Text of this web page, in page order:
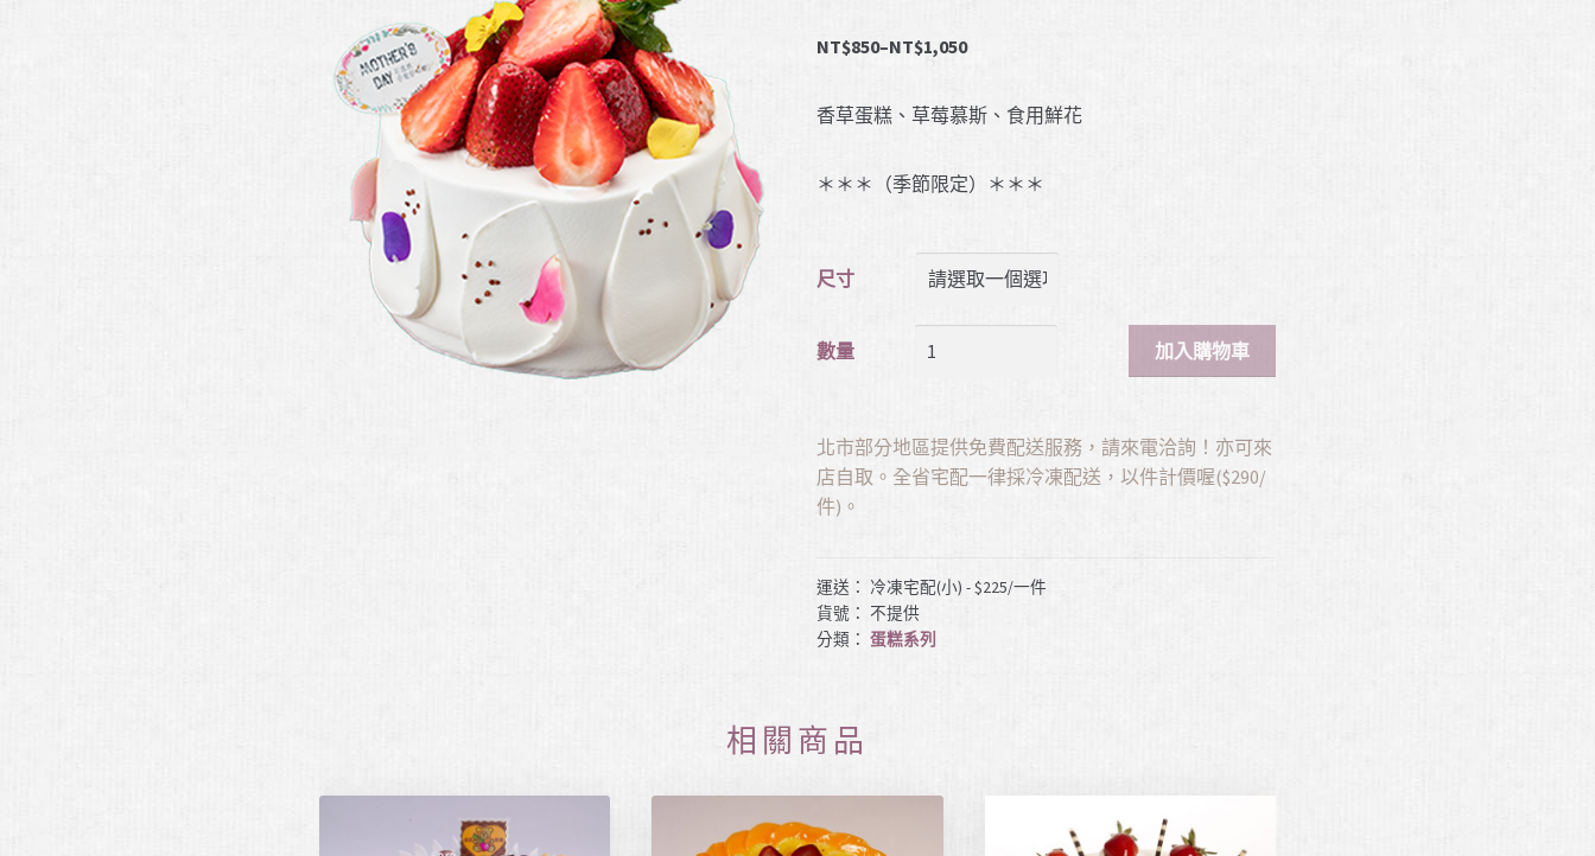
NT$850–NT$1,050
香草蛋糕、草莓慕斯、食用鮮花
＊＊＊（季節限定）＊＊＊
尺寸
數量 加入購物車
北市部分地區提供免費配送服務，請來電洽詢！亦可來
店自取。全省宅配一律採冷凍配送，以件計價喔($290/
件)。
運送： 冷凍宅配(小) - $225/一件
貨號：不提供
分類：蛋糕系列
相關商品